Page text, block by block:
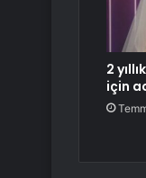
2
için